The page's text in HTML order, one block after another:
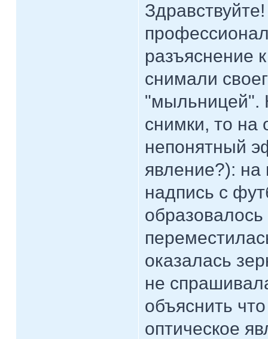
разъяснение
снимали
"мыльницей".
снимки, то на
непонятный
явление?): на
надпись с
оказалась
не
объяснить
оптическое